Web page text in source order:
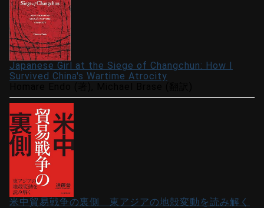
Japanese Girl at the Siege of Changchun: How I
Survived China's Wartime Atrocity
米中貿易戦争の裏側 東アジアの地殻変動を読み解く